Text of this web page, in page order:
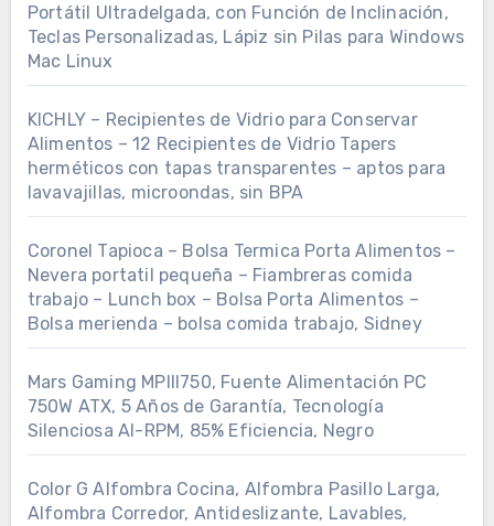
Portátil Ultradelgada, con Función de Inclinación,
Teclas Personalizadas, Lápiz sin Pilas para Windows
Mac Linux
KICHLY – Recipientes de Vidrio para Conservar
Alimentos – 12 Recipientes de Vidrio Tapers
herméticos con tapas transparentes – aptos para
lavavajillas, microondas, sin BPA
Coronel Tapioca – Bolsa Termica Porta Alimentos –
Nevera portatil pequeña – Fiambreras comida
trabajo – Lunch box – Bolsa Porta Alimentos –
Bolsa merienda – bolsa comida trabajo, Sidney
Mars Gaming MPIII750, Fuente Alimentación PC
750W ATX, 5 Años de Garantía, Tecnología
Silenciosa AI-RPM, 85% Eficiencia, Negro
Color G Alfombra Cocina, Alfombra Pasillo Larga,
Alfombra Corredor, Antideslizante, Lavables,